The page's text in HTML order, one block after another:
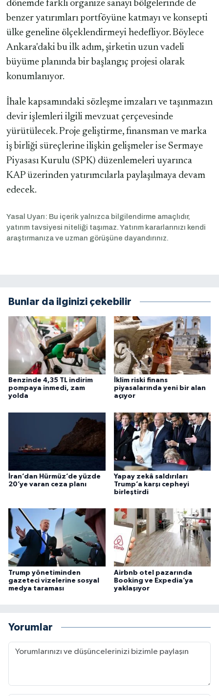
dönemde farklı organize sanayi bölgelerinde de
benzer yatırımları portföyüne katmayı ve konsepti
ülke geneline ölçeklendirmeyi hedefliyor. Böylece
Ankara'daki bu ilk adım, şirketin uzun vadeli
büyüme planında bir başlangıç projesi olarak
konumlanıyor.
İhale kapsamındaki sözleşme imzaları ve taşınmazın
devir işlemleri ilgili mevzuat çerçevesinde
yürütülecek. Proje geliştirme, finansman ve marka
iş birliği süreçlerine ilişkin gelişmeler ise Sermaye
Piyasası Kurulu (SPK) düzenlemeleri uyarınca
KAP üzerinden yatırımcılarla paylaşılmaya devam
edecek.
Yasal Uyarı: Bu içerik yalnızca bilgilendirme amaçlıdır,
yatırım tavsiyesi niteliği taşımaz. Yatırım kararlarınızı kendi
araştırmanıza ve uzman görüşüne dayandırınız.
Bunlar da ilginizi çekebilir
Benzinde 4,35 TL indirim
pompaya inmedi, zam
yolda
İklim riski finans
piyasalarında yeni bir alan
açıyor
İran’dan Hürmüz’de yüzde
20’ye varan ceza planı
Yapay zekâ saldırıları
Trump’a karşı cepheyi
birleştirdi
Trump yönetiminden
gazeteci vizelerine sosyal
medya taraması
Airbnb otel pazarında
Booking ve Expedia’ya
yaklaşıyor
Yorumlar